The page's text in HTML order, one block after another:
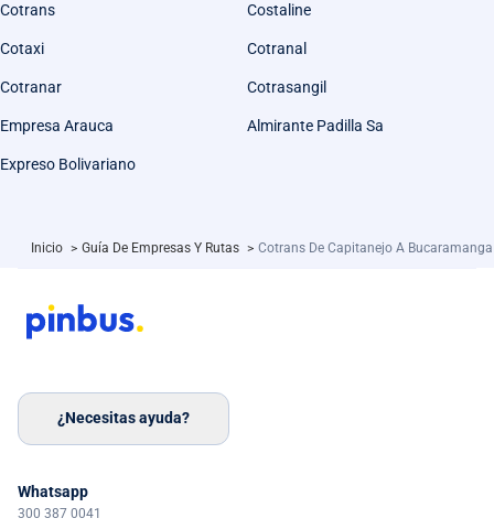
Cotrans Costaline
Cotaxi Cotranal
Cotranar Cotrasangil
Empresa Arauca Almirante Padilla Sa
Expreso Bolivariano
Inicio > Guía De Empresas Y Rutas > Cotrans De Capitanejo A Bucaramanga
¿Necesitas ayuda?
Whatsapp
300 387 0041